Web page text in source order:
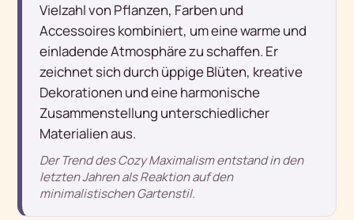
Vielzahl von Pflanzen, Farben und
Accessoires kombiniert, um eine warme und
einladende Atmosphäre zu schaffen. Er
zeichnet sich durch üppige Blüten, kreative
Dekorationen und eine harmonische
Zusammenstellung unterschiedlicher
Materialien aus.
Der Trend des Cozy Maximalism entstand in den
letzten Jahren als Reaktion auf den
minimalistischen Gartenstil.